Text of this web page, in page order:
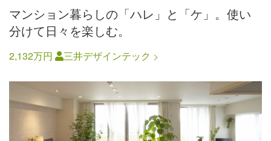
マンション暮らしの「ハレ」と「ケ」。使い
分けて日々を楽しむ。
2,132万円 三井デザインテック